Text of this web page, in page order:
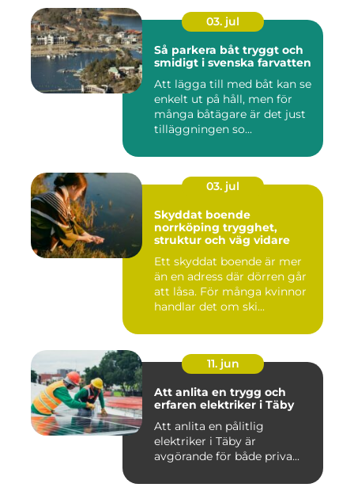
03. jul
Så parkera båt tryggt och
smidigt i svenska farvatten
Att lägga till med båt kan se
enkelt ut på håll, men för
många båtägare är det just
tilläggningen so...
03. jul
Skyddat boende
norrköping trygghet,
struktur och väg vidare
Ett skyddat boende är mer
än en adress där dörren går
att låsa. För många kvinnor
handlar det om ski...
11. jun
Att anlita en trygg och
erfaren elektriker i Täby
Att anlita en pålitlig
elektriker i Täby är
avgörande för både priva...